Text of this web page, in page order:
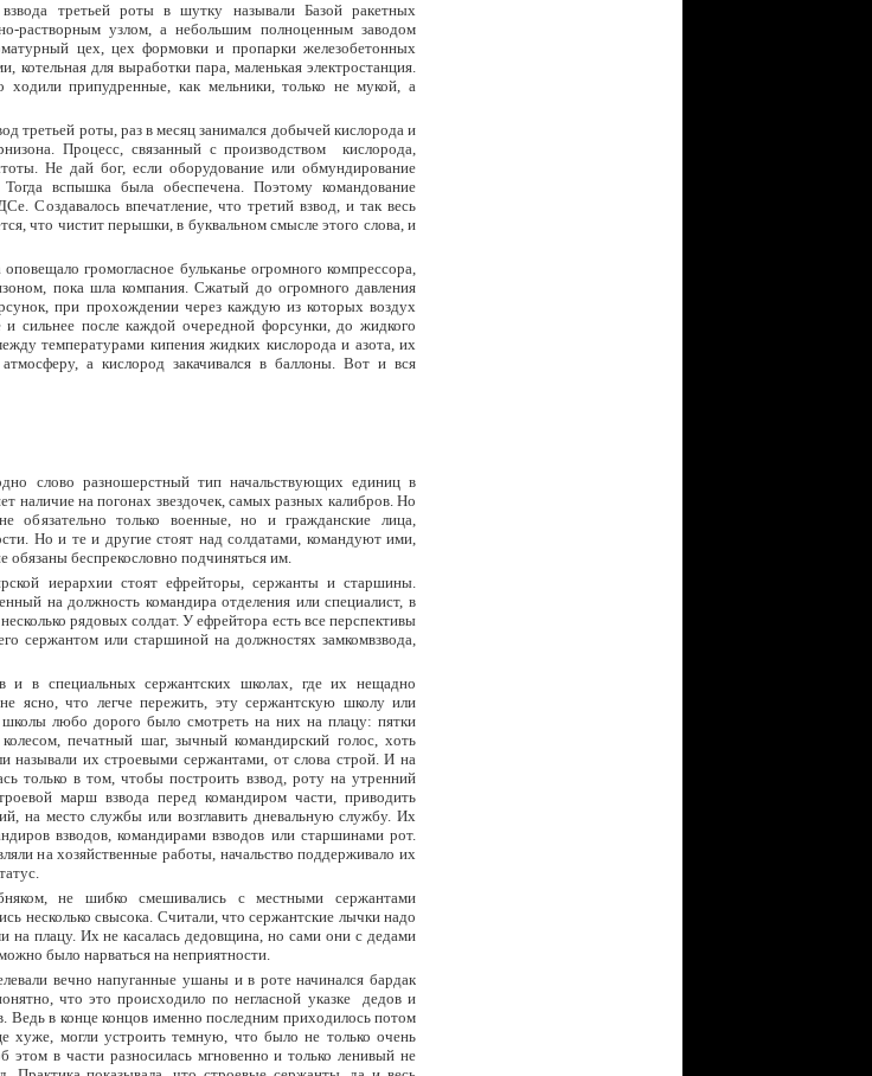
третьей роты в шутку называли Базой ракетных
растворным узлом, а небольшим полноценным заводом
цех, цех формовки и пропарки железобетонных
для выработки пара, маленькая электростанция.
припудренные, как мельники, только не мукой, а
третьей роты, раз в месяц занимался добычей кислорода и
Процесс, связанный с производством кислорода,
Не дай бог, если оборудование или обмундирование
вспышка была обеспечена. Поэтому командование
Создавалось впечатление, что третий взвод, и так весь
что чистит перышки, в буквальном смысле этого слова, и
громогласное бульканье огромного компрессора,
пока шла компания. Сжатый до огромного давления
при прохождении через каждую из которых воздух
и сильнее после каждой очередной форсунки, до жидкого
температурами кипения жидких кислорода и азота, их
а кислород закачивался в баллоны. Вот и вся
слово разношерстный тип начальствующих единиц в
наличие на погонах звездочек, самых разных калибров. Но
обязательно только военные, но и гражданские лица,
Но и те и другие стоят над солдатами, командуют ими,
обязаны беспрекословно подчиняться им.
иерархии стоят ефрейторы, сержанты и старшины.
на должность командира отделения или специалист, в
рядовых солдат. У ефрейтора есть все перспективы
сержантом или старшиной на должностях замкомвзвода,
и в специальных сержантских школах, где их нещадно
ясно, что легче пережить, эту сержантскую школу или
любо дорого было смотреть на них на плацу: пятки
печатный шаг, зычный командирский голос, хоть
называли их строевыми сержантами, от слова строй. И на
только в том, чтобы построить взвод, роту на утренний
марш взвода перед командиром части, приводить
на место службы или возглавить дневальную службу. Их
взводов, командирами взводов или старшинами рот.
на хозяйственные работы, начальство поддерживало их
не шибко смешивались с местными сержантами
несколько свысока. Считали, что сержантские лычки надо
на плацу. Их не касалась дедовщина, но сами они с дедами
было нарваться на неприятности.
вечно напуганные ушаны и в роте начинался бардак
что это происходило по негласной указке дедов и
Ведь в конце концов именно последним приходилось потом
хуже, могли устроить темную, что было не только очень
этом в части разносилась мгновенно и только ленивый не